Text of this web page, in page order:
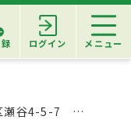
ログイン メニュー
ラジオーネ101